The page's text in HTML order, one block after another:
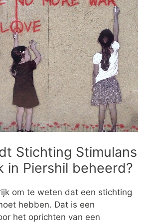
Stichting Stimulans
in Piershil beheerd?
om te weten dat een stichting
hebben. Dat is een
het oprichten van een